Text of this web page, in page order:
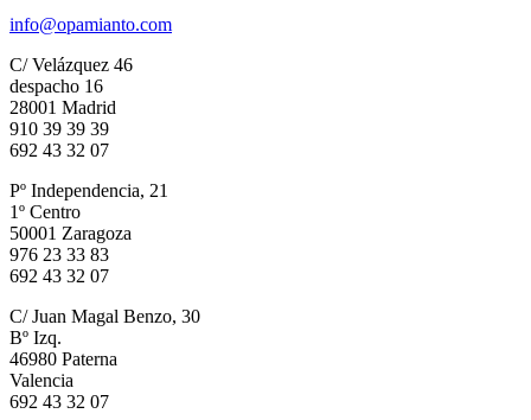
info@opamianto.com
C/ Velázquez 46
despacho 16
28001 Madrid
910 39 39 39
692 43 32 07
Pº Independencia, 21
1º Centro
50001 Zaragoza
976 23 33 83
692 43 32 07
C/ Juan Magal Benzo, 30
Bº Izq.
46980 Paterna
Valencia
692 43 32 07